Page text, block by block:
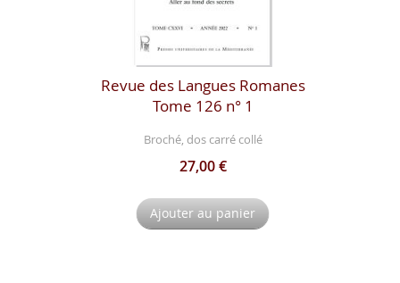
Revue des Langues Romanes
Tome 126 n° 1
Broché, dos carré collé
27,00 €
Ajouter au panier